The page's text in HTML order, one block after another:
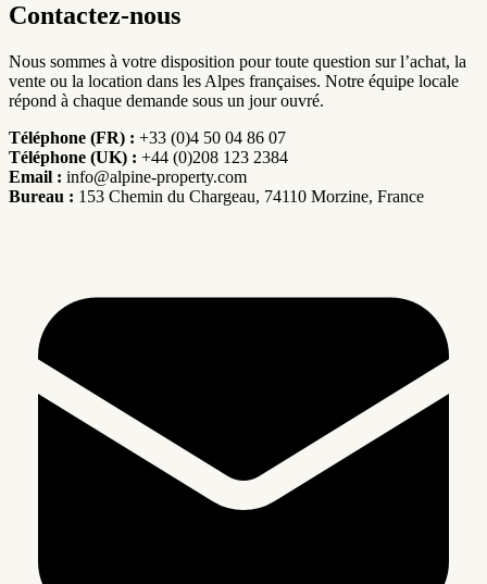
Contactez-nous
Nous sommes à votre disposition pour toute question sur l’achat, la
vente ou la location dans les Alpes françaises. Notre équipe locale
répond à chaque demande sous un jour ouvré.
Téléphone (FR) : +33 (0)4 50 04 86 07
Téléphone (UK) : +44 (0)208 123 2384
Email : info@alpine-property.com
Bureau : 153 Chemin du Chargeau, 74110 Morzine, France